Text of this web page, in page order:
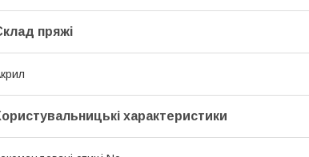
пряжі
характеристики